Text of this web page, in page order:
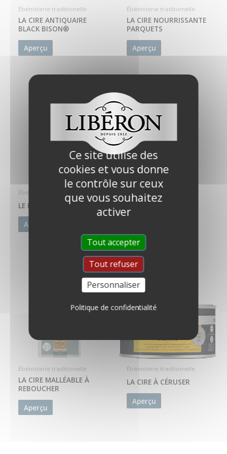
Ébénisterie traditionelle
LA CIRE ANTIQUAIRE
BLACK BISON®
Aperçu
Ébénisterie traditionelle
LA CIRE NOURRISSANTE
PARQUETS
Aperçu
Ébénisterie traditionelle
LE FONDUR
Aperçu
Ébénisterie traditionelle
Ébénisterie traditionelle
LA CIRE MALLÉABLE À
REBOUCHER
Aperçu
Ébénisterie traditionelle
LA CIRE À CÉRUSER
Aperçu
Ce site utilise des
cookies et vous donne
le contrôle sur ceux
que vous souhaitez
activer
Tout accepter
Tout refuser
Personnaliser
Politique de confidentialité